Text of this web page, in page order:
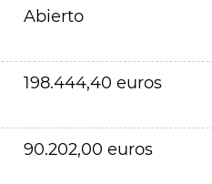
Abierto
198.444,40 euros
90.202,00 euros